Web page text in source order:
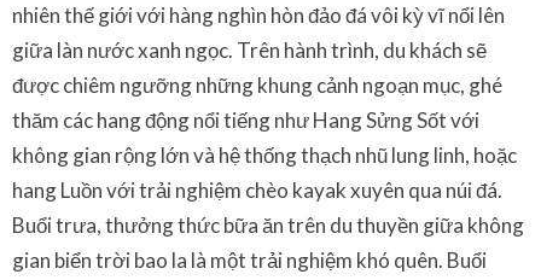
nhiên thế giới với hàng nghìn hòn đảo đá vôi kỳ vĩ nổi lên
giữa làn nước xanh ngọc. Trên hành trình, du khách sẽ
được chiêm ngưỡng những khung cảnh ngoạn mục, ghé
thăm các hang động nổi tiếng như Hang Sửng Sốt với
không gian rộng lớn và hệ thống thạch nhũ lung linh, hoặc
hang Luồn với trải nghiệm chèo kayak xuyên qua núi đá.
Buổi trưa, thưởng thức bữa ăn trên du thuyền giữa không
gian biển trời bao la là một trải nghiệm khó quên. Buổi